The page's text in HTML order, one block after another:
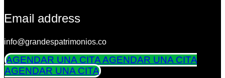
Email address
info@grandespatrimonios.co
AGENDAR UNA CITAAGENDAR UNA CITA
AGENDAR UNA CITA